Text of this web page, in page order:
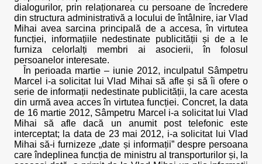
dialogurilor, prin relaționarea cu persoane de încredere
din structura administrativă a locului de întâlnire, iar Vlad
Mihai avea sarcina principală de a accesa, în virtutea
funcției, informațiile nedestinate publicității și de a le
furniza celorlalți membri ai asocierii, în folosul
persoanelor interesate.
În perioada martie – iunie 2012, inculpatul Sâmpetru
Marcel i-a solicitat lui Vlad Mihai să afle și să îi ofere o
serie de informații nedestinate publicității, la care acesta
din urmă avea acces în virtutea funcției. Concret, la data
de 16 martie 2012, Sâmpetru Marcel i-a solicitat lui Vlad
Mihai să afle dacă un anumit post telefonic este
interceptat; la data de 23 mai 2012, i-a solicitat lui Vlad
Mihai să-i furnizeze „date și informații” despre persoana
care îndeplinea funcția de ministru al transporturilor și, la